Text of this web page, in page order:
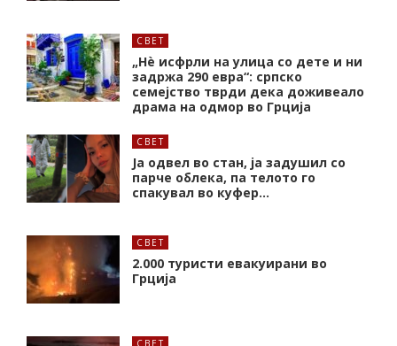
СВЕТ
„Нѐ исфрли на улица со дете и ни
задржа 290 евра“: српско
семејство тврди дека доживеало
драма на одмор во Грција
СВЕТ
Ја одвел во стан, ја задушил со
парче облека, па телото го
спакувал во куфер…
СВЕТ
2.000 туристи евакуирани во
Грција
СВЕТ